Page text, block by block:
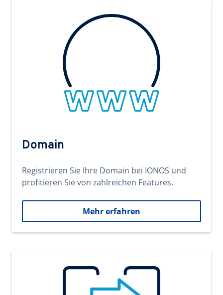
Domain
Registrieren Sie Ihre Domain bei IONOS und
profitieren Sie von zahlreichen Features.
Mehr erfahren